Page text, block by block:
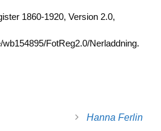
1860-1920, Version 2.0,
FotReg2.0/Nerladdning.
Hanna Ferlin